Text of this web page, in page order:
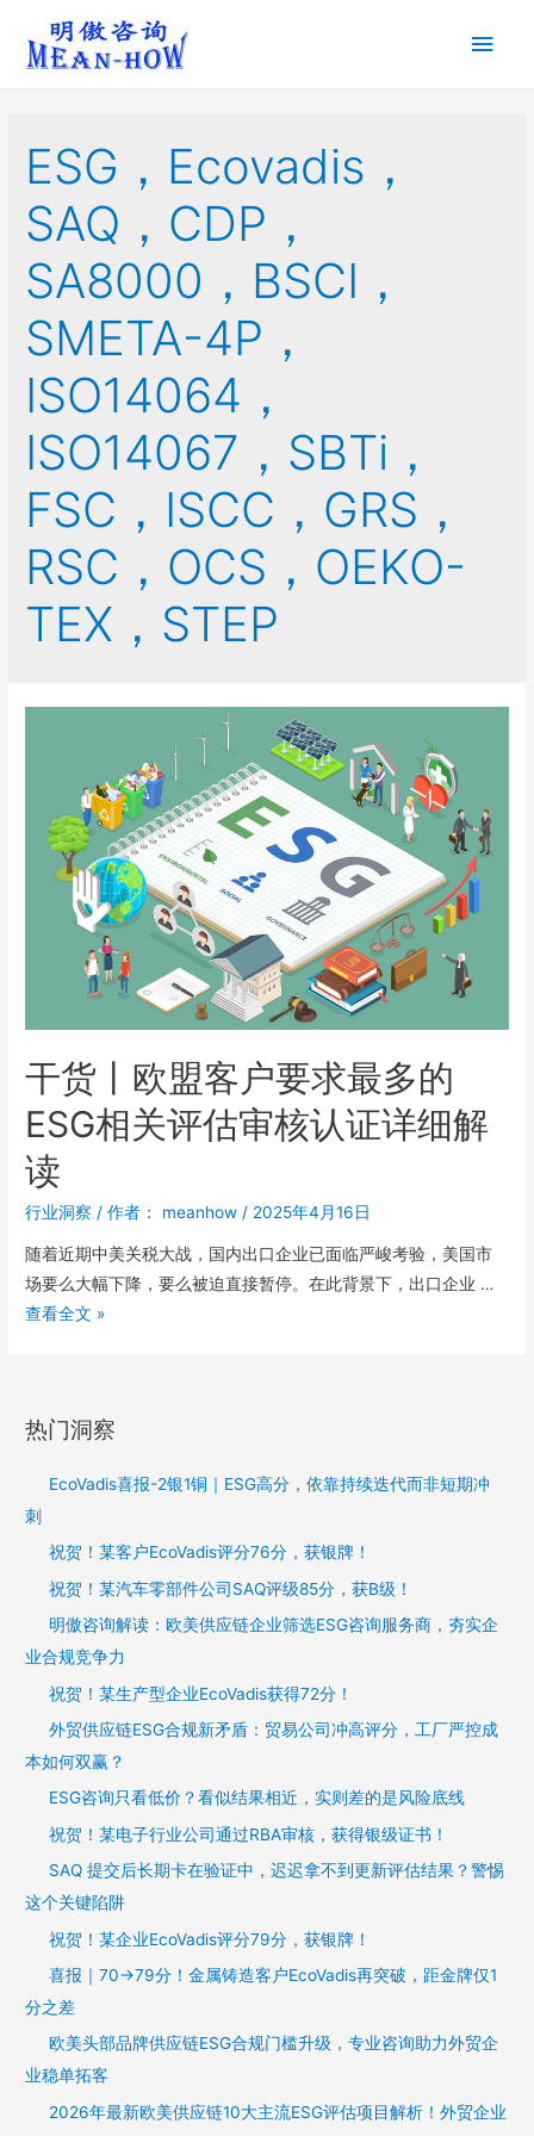
ESG，Ecovadis，
SAQ，CDP，
SA8000，BSCI，
SMETA-4P，
ISO14064，
ISO14067，SBTi，
FSC，ISCC，GRS，
RSC，OCS，OEKO-
TEX，STEP
干货丨欧盟客户要求最多的
ESG相关评估审核认证详细解
读
行业洞察 / 作者： meanhow / 2025年4月16日
随着近期中美关税大战，国内出口企业已面临严峻考验，美国市
场要么大幅下降，要么被迫直接暂停。在此背景下，出口企业 …
查看全文 »
热门洞察
EcoVadis喜报-2银1铜｜ESG高分，依靠持续迭代而非短期冲
刺
祝贺！某客户EcoVadis评分76分，获银牌！
祝贺！某汽车零部件公司SAQ评级85分，获B级！
明傲咨询解读：欧美供应链企业筛选ESG咨询服务商，夯实企
业合规竞争力
祝贺！某生产型企业EcoVadis获得72分！
外贸供应链ESG合规新矛盾：贸易公司冲高评分，工厂严控成
本如何双赢？
ESG咨询只看低价？看似结果相近，实则差的是风险底线
祝贺！某电子行业公司通过RBA审核，获得银级证书！
SAQ 提交后长期卡在验证中，迟迟拿不到更新评估结果？警惕
这个关键陷阱
祝贺！某企业EcoVadis评分79分，获银牌！
喜报｜70→79分！金属铸造客户EcoVadis再突破，距金牌仅1
分之差
欧美头部品牌供应链ESG合规门槛升级，专业咨询助力外贸企
业稳单拓客
2026年最新欧美供应链10大主流ESG评估项目解析！外贸企业